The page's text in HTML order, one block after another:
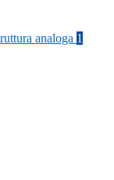
analoga 1